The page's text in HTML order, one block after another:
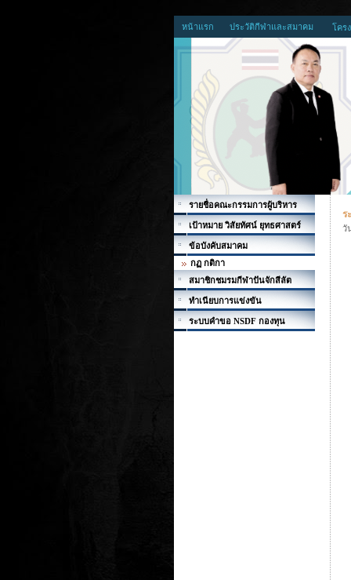
หน้าแรก ประวัติกีฬาและสมาคม โคร
รายชื่อคณะกรรมการผู้บริหาร
เป้าหมาย วิสัยทัศน์ ยุทธศาสตร์
ข้อบังคับสมาคม
กฏ กติกา
สมาชิกชมรมกีฬาปันจักสีลัต
ทำเนียบการแข่งขัน
ระบบคำขอ NSDF กองทุน
ร
วั